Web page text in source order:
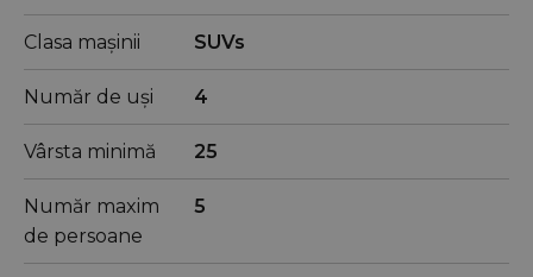
Clasa mașinii SUVs
Număr de uși 4
Vârsta minimă 25
Număr maxim
de persoane
5